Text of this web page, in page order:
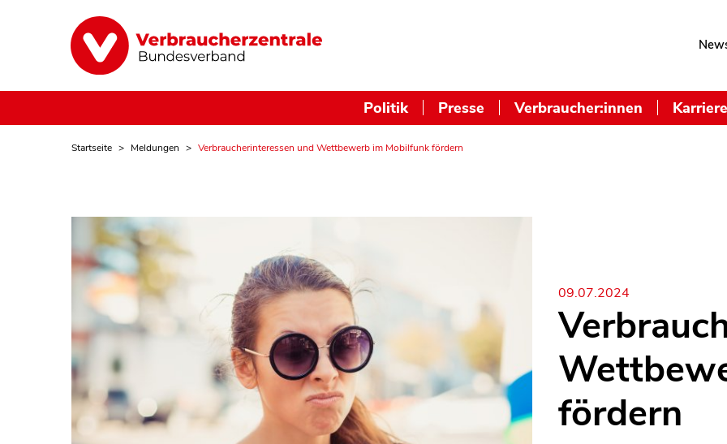
Politik Presse Verbraucher:innen Karriere
Startseite Meldungen Verbraucherinteressen und Wettbewerb im Mobilfunk fördern
09.07.2024
fördern